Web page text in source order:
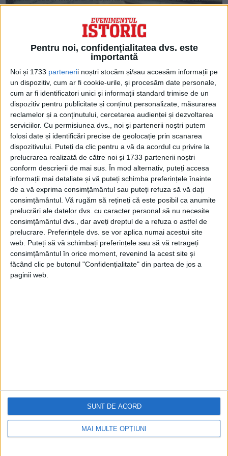
Pentru noi, confidențialitatea dvs. este
importantă
Noi și 1733 partenerii noștri stocăm și/sau accesăm informații pe
un dispozitiv, cum ar fi cookie-urile, și procesăm date personale,
cum ar fi identificatori unici și informații standard trimise de un
dispozitiv pentru publicitate și conținut personalizate, măsurarea
reclamelor și a conținutului, cercetarea audienței și dezvoltarea
serviciilor. Cu permisiunea dvs., noi și partenerii noștri putem
folosi date și identificări precise de geolocație prin scanarea
dispozitivului. Puteți da clic pentru a vă da acordul cu privire la
prelucrarea realizată de către noi și 1733 partenerii noștri
conform descrierii de mai sus. În mod alternativ, puteți accesa
informații mai detaliate și vă puteți schimba preferințele înainte
de a vă exprima consimțământul sau puteți refuza să vă dați
consimțământul. Vă rugăm să rețineți că este posibil ca anumite
prelucrări ale datelor dvs. cu caracter personal să nu necesite
consimțământul dvs., dar aveți dreptul de a refuza o astfel de
prelucrare. Preferințele dvs. se vor aplica numai acestui site
web. Puteți să vă schimbați preferințele sau să vă retrageți
consimțământul în orice moment, revenind la acest site și
făcând clic pe butonul "Confidențialitate" din partea de jos a
paginii web.
MAI MULTE OPȚIUNI
SUNT DE ACORD
scriitorii și poeții au reflectat această...
ARTICOLE ONLINE
Cel mai controversat roman al literaturii americane
Pe 18 februarie 1885, Mark Twain publică o capodoperă:
„Aventurile lui Huckleberry Finn”. De atunci și...
Doctorul Zilei
Infofinanciar
Editura de carte
Capital Comunicate